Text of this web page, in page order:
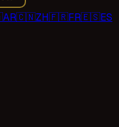
AR🇨🇳ZH🇫🇷FR🇪🇸ES